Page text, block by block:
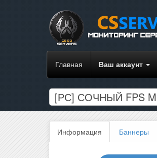
Главная Ваш аккаунт
[РС] СОЧНЫЙ FPS
Информация Баннеры